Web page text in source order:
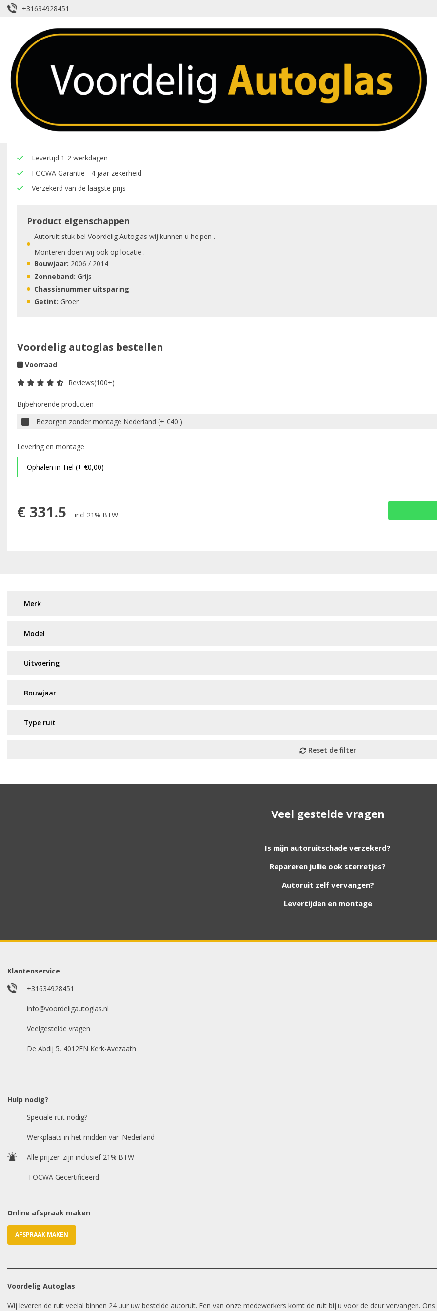
+31634928451
Voorruit – Audi – TT – Groen Getint – Grijze Zonneband – Incaps – Spiegelsteun
Over dit product
Levertijd 1-2 werkdagen
FOCWA Garantie - 4 jaar zekerheid
Verzekerd van de laagste prijs
Product eigenschappen
Autoruit stuk bel Voordelig Autoglas wij kunnen u helpen .
Monteren doen wij ook op locatie .
Bouwjaar: 2006 / 2014
Zonneband: Grijs
Chassisnummer uitsparing
Getint: Groen
Voordelig autoglas bestellen
Voorraad
Reviews(100+)
Bijbehorende producten
Bezorgen zonder montage Nederland (+ €40 )
Levering en montage
€ 331.5 incl 21% BTW
Model auto
E-mailadres *
Veel gestelde vragen
Is mijn autoruitschade verzekerd?
Repareren jullie ook sterretjes?
Autoruit zelf vervangen?
Levertijden en montage
Klantenservice
+31634928451
info@voordeligautoglas.nl
Veelgestelde vragen
De Abdij 5, 4012EN Kerk-Avezaath
Hulp nodig?
Speciale ruit nodig?
Werkplaats in het midden van Nederland
Alle prijzen zijn inclusief 21% BTW
FOCWA Gecertificeerd
Online afspraak maken
AFSPRAAK MAKEN
Voordelig Autoglas
Wij leveren de ruit veelal binnen 24 uur uw bestelde autoruit. Een van onze medewerkers komt de ruit bij u voor de deur vervangen.